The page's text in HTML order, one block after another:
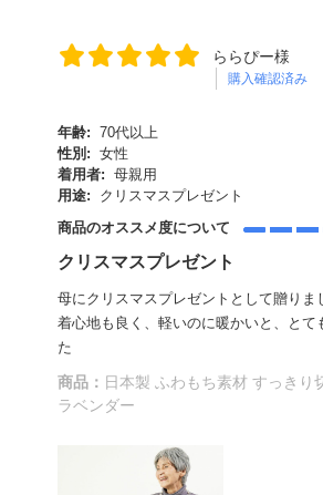
ららぴー様
購入確認済み
年齢: 70代以上
性別: 女性
着用者: 母親用
用途:
クリスマスプレゼント
商品のオススメ度について
クリスマスプレゼント
母にクリスマスプレゼントとして贈りま
着心地も良く、軽いのに暖かいと、とて
た
商品： 日本製 ふわもち素材 すっきり
ラベンダー